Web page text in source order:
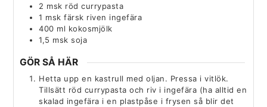
2 msk röd currypasta
1 msk färsk riven ingefära
400 ml kokosmjölk
1,5 msk soja
GÖR SÅ HÄR
Hetta upp en kastrull med oljan. Pressa i vitlök.
Tillsätt röd currypasta och riv i ingefära (ha alltid en
skalad ingefära i en plastpåse i frysen så blir det